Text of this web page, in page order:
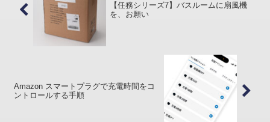
【任務シリーズ7】バスルームに扇風機
を、お願い
Amazon スマートプラグで充電時間をコ
ントロールする手順